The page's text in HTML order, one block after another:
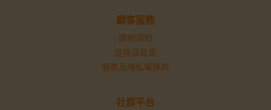
顧客服務
購物須知
退換貨政策
服務及隱私權條款
社群平台